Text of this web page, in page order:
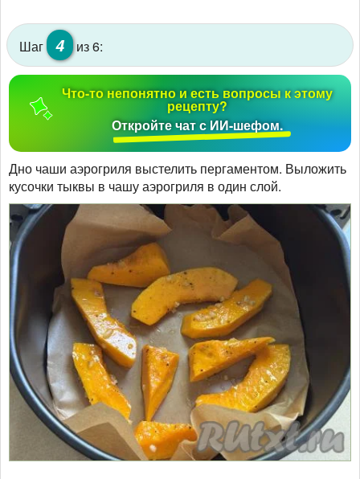
Шаг 4 из 6:
Что-то непонятно и есть вопросы к этому
рецепту?
Откройте чат с ИИ-шефом.
Дно чаши аэрогриля выстелить пергаментом. Выложить
кусочки тыквы в чашу аэрогриля в один слой.